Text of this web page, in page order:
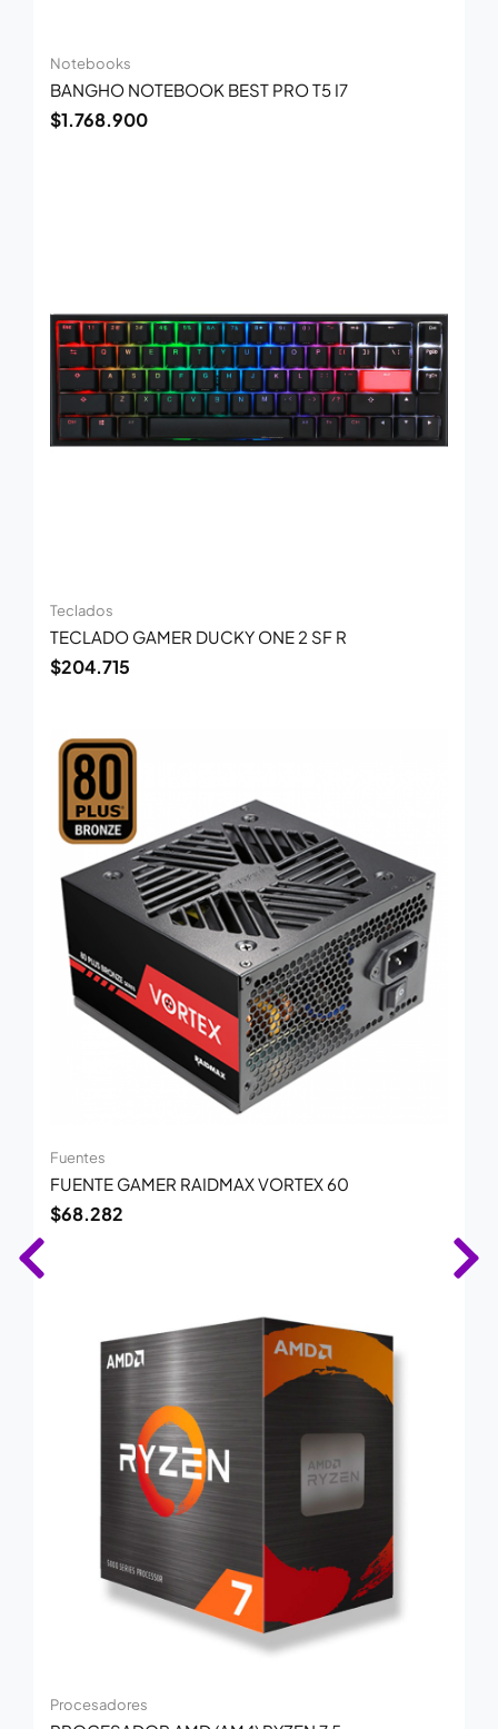
Notebooks
BANGHO NOTEBOOK BEST PRO T5 I7
$1.768.900
Teclados
TECLADO GAMER DUCKY ONE 2 SF R
$204.715
Fuentes
FUENTE GAMER RAIDMAX VORTEX 60
$68.282
Procesadores